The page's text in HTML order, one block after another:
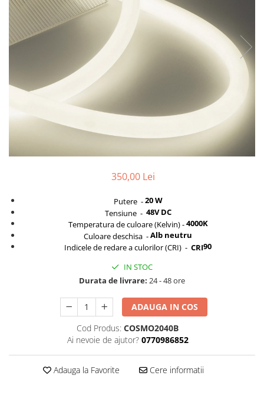
Cabluri
Comutatoare / Detectoare PIR
Senzori de miscare
Stechere si Cuple
Controler Banda LED
Iluminat Birou
Lampi de masa
Lampi de perete
Lampi de podea
Corpuri de Iluminat pe Sina LED
Sina magnetica LED 48V
350,00 Lei
Putere -20 W
Tensiune - 48V DC
Temperatura de culoare (Kelvin) -4000K
Culoare deschisa -Alb neutru
Indicele de redare a culorilor (CRI) - CRI90
IN STOC
Durata de livrare: 24 - 48 ore
ADAUGA IN COS
Cod Produs: COSMO2040B
Ai nevoie de ajutor? 0770986852
Adauga la Favorite Cere informatii